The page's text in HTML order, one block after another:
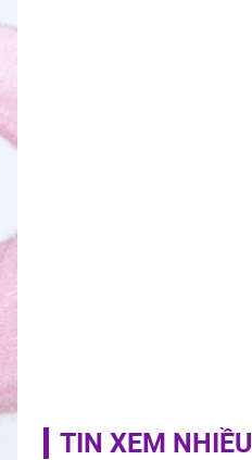
TIN XEM NHIỀU